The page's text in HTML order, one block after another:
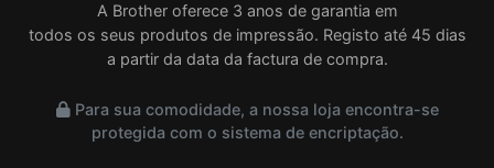
A Brother oferece 3 anos de garantia em
todos os seus produtos de impressão. Registo até 45 dias
a partir da data da factura de compra.
Para sua comodidade, a nossa loja encontra-se
protegida com o sistema de encriptação.